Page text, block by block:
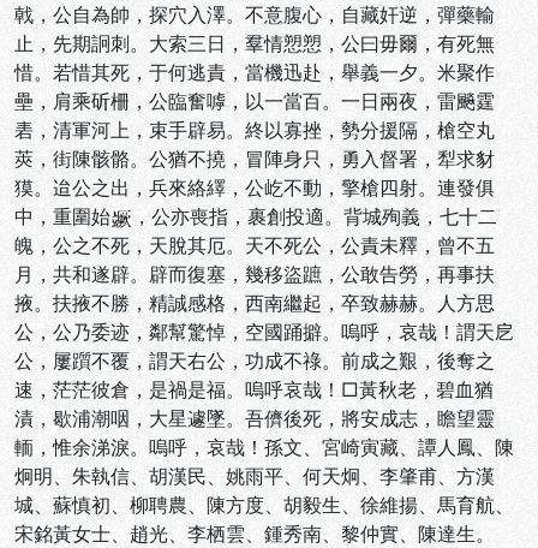
戟，公自為帥，探穴入澤。不意腹心，自藏奸逆，彈藥輸
止，先期詗刺。大索三日，羣情愬愬，公曰毋爾，有死無
惜。若惜其死，于何逃責，當機迅赴，舉義一夕。米聚作
壘，肩乘斫柵，公臨奮嘑，以一當百。一日兩夜，雷飈霆
砉，清軍河上，束手辟易。終以寡挫，勢分援隔，槍空丸
莢，街陳骸骼。公猶不撓，冒陣身只，勇入督署，犁求豺
獏。迨公之出，兵來絡繹，公屹不動，擎槍四射。連發俱
中，重圍始
，公亦喪指，裹創投適。背城殉義，七十二
魄，公之不死，天脫其厄。天不死公，公責未釋，曾不五
月，共和遂辟。辟而復塞，幾移盜蹠，公敢告勞，再事扶
掖。扶掖不勝，精誠感格，西南繼起，卒致赫赫。人方思
公，公乃委迹，鄰幫驚悼，空國踊擗。嗚呼，哀哉！謂天戹
公，屢躓不覆，謂天右公，功成不祿。前成之艱，後奪之
速，茫茫彼倉，是禍是福。嗚呼哀哉！□黃秋老，碧血猶
漬，歇浦潮咽，大星遽墜。吾儕後死，將安成志，瞻望靈
輀，惟余涕淚。嗚呼，哀哉！孫文、宮崎寅藏、譚人鳳、陳
炯明、朱執信、胡漢民、姚雨平、何天炯、李肇甫、方漢
城、蘇慎初、柳聘農、陳方度、胡毅生、徐維揚、馬育航、
宋銘黃女士、趙光、李栖雲、鍾秀南、黎仲實、陳達生。